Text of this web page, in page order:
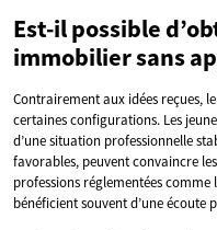
Est-il possible
immobilier sans
Contrairement aux idées reçues,
certaines configurations. Les
d’une situation professionnelle
favorables, peuvent convaincre
professions réglementées
bénéficient souvent d’une écoute